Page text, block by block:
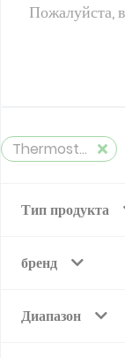
Пожалуйста,
Thermostatic Valves
Тип продукта
бренд
Диапазон